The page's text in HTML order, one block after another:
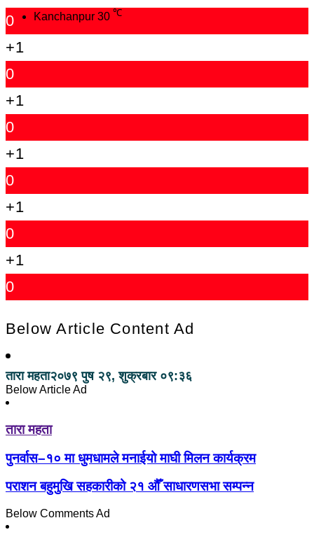
Kanchanpur 30 ℃
0
+1
0
+1
0
+1
0
+1
0
+1
0
Below Article Content Ad
तारा महता२०७९ पुष २९, शुक्रबार ०९:३६
Below Article Ad
तारा महता
पुनर्वास–१० मा धुमधामले मनाईयो माघी मिलन कार्यक्रम
पराशन बहुमुखि सहकारीको २१ औँ साधारणसभा सम्पन्न
Below Comments Ad